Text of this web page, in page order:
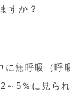
すか？
に無呼吸（呼
～5％に見ら